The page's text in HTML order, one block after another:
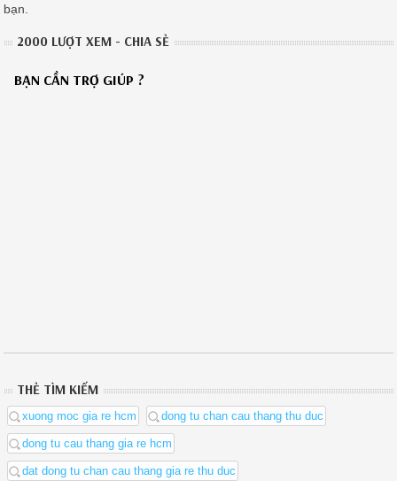
bạn.
2000 LƯỢT XEM - CHIA SẺ
BẠN CẦN TRỢ GIÚP ?
THẺ TÌM KIẾM
xuong moc gia re hcm dong tu chan cau thang thu duc
dong tu cau thang gia re hcm
dat dong tu chan cau thang gia re thu duc